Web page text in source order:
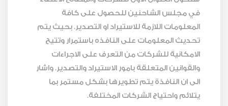
في مجلس الشاحنين للحصول على كافة
المعلومات اللازمة للاستيراد او التصدير. بحيث يتم
تحديث المعلومات على النافذه باستمرار وتتيح
الامكانية للشركات من التعرف على الاجراءات
والقوانين المتعلقة بامور الاستيراد والتصدير. واشار
الى ان النافذة يتم تطويرها بشكل مستمر بما
يتلائم واحتياج الشركات المختلفة.